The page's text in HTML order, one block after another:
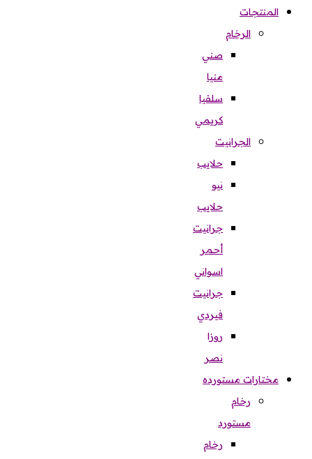
المنتجات
الرخام
صني
منيا
سلفيا
كريمي
الجرانيت
حلايب
نيو
حلايب
جرانيت
أحمر
اسواني
جرانيت
فيردي
روزا
نصر
مختارات مستورده
رخام
مستورد
رخام